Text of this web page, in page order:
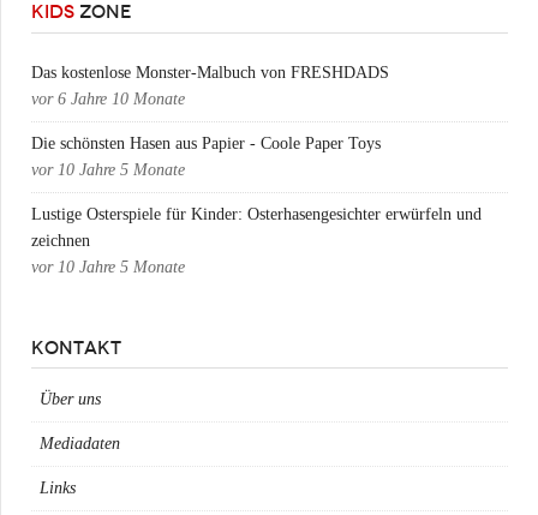
KIDS ZONE
Das kostenlose Monster-Malbuch von FRESHDADS
vor 6 Jahre 10 Monate
Die schönsten Hasen aus Papier - Coole Paper Toys
vor 10 Jahre 5 Monate
Lustige Osterspiele für Kinder: Osterhasengesichter erwürfeln und
zeichnen
vor 10 Jahre 5 Monate
KONTAKT
Über uns
Mediadaten
Links